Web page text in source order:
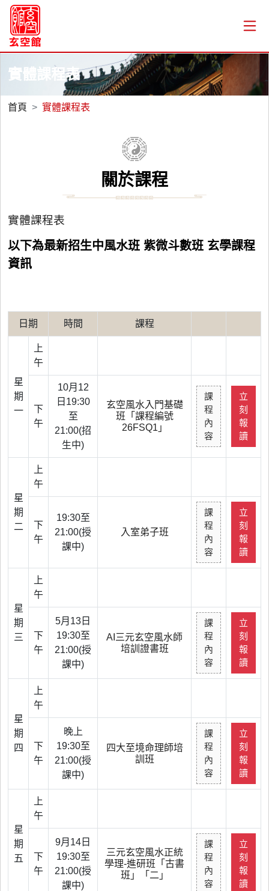
實體課程表
首頁 實體課程表
關於課程
實體課程表
以下為最新招生中風水班 紫微斗數班 玄學課程
資訊
日期 時間 課程
星
期
一
上
午
下
午
10月12
日19:30
至
21:00(招
生中)
玄空風水入門基礎
班「課程編號
26FSQ1」
課
程
內
容
立
刻
報
讀
星
期
二
上
午
下
午
19:30至
21:00(授
課中)
入室弟子班
課
程
內
容
立
刻
報
讀
星
期
三
上
午
下
午
5月13日
19:30至
21:00(授
課中)
AI三元玄空風水師
培訓證書班
課
程
內
容
立
刻
報
讀
星
期
四
上
午
下
午
晚上
19:30至
21:00(授
課中)
四大至境命理師培
訓班
課
程
內
容
立
刻
報
讀
星
期
五
上
午
下
午
9月14日
19:30至
21:00(授
課中)
三元玄空風水正統
學理-進研班「古書
班」「二」
課
程
內
容
立
刻
報
讀